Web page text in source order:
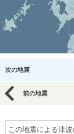
次の地震
前の地震
この地震による津波